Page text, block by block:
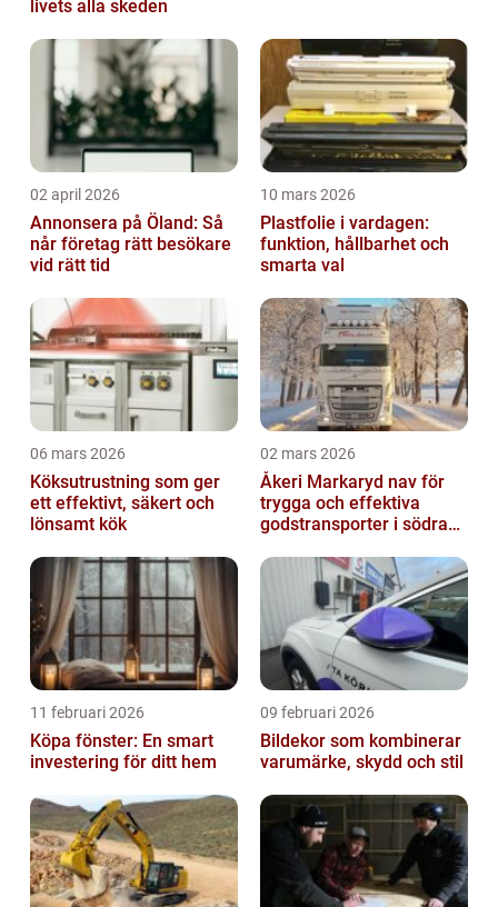
livets alla skeden
02 april 2026
Annonsera på Öland: Så
når företag rätt besökare
vid rätt tid
10 mars 2026
Plastfolie i vardagen:
funktion, hållbarhet och
smarta val
06 mars 2026
Köksutrustning som ger
ett effektivt, säkert och
lönsamt kök
02 mars 2026
Åkeri Markaryd nav för
trygga och effektiva
godstransporter i södra
11 februari 2026
Köpa fönster: En smart
investering för ditt hem
09 februari 2026
Bildekor som kombinerar
varumärke, skydd och stil